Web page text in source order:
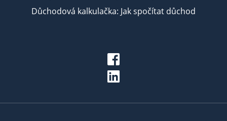
Důchodová kalkulačka: Jak spočítat důchod